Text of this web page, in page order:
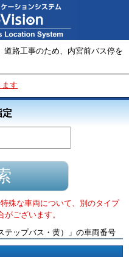
道路工事のため、内宮前バス停を
す
定
殊な車両について、別のタイプ
ございます。
ップバス・黄） 」 の車両番号